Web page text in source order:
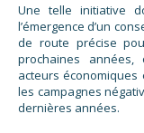
Une telle initiative
l’émergence d’un
de route précise
prochaines
acteurs économiques
les campagnes
dernières années.